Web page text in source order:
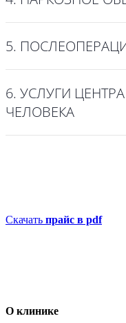
5.
6. УСЛУГИ
ЧЕЛОВЕКА
Скачать прайс в pdf
О клинике